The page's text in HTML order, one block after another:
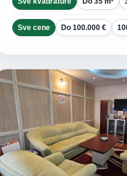
Sve cene Do 100.000 €